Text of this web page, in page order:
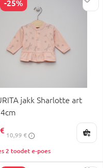
-25%
jakk Sharlotte art
10,99 €
2 toodet e-poes